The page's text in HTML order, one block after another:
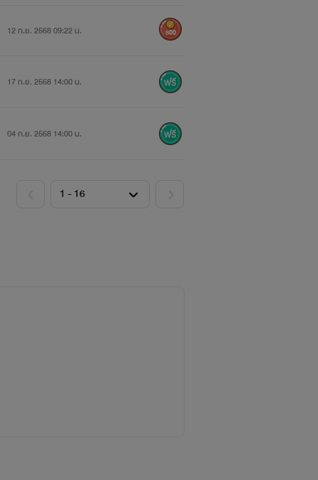
12 ก.ย. 2568 09:22 น. 800
17 ก.ย. 2568 14:00 น.
04 ก.ย. 2568 14:00 น.